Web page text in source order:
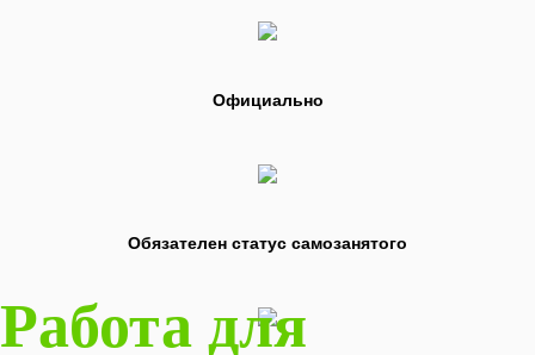
Работа для
Официально
Обязателен статус самозанятого